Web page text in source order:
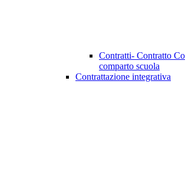
Contratti- Contratto
comparto scuola
Contrattazione integrativa